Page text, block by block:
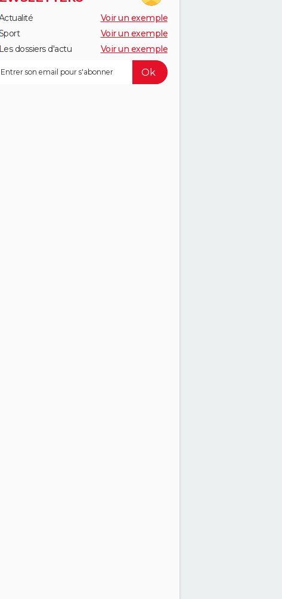
Voir un exemple
Voir un exemple
Les dossiers d'actu
Voir un exemple